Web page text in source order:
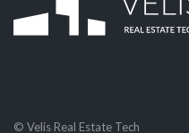
© Velis Real Estate Tech